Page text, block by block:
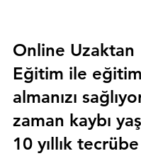
Online Uzaktan
Eğitim ile eğitim
almanızı
zaman kaybı
10 yıllık